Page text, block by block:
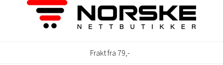
Frakt fra 79,-